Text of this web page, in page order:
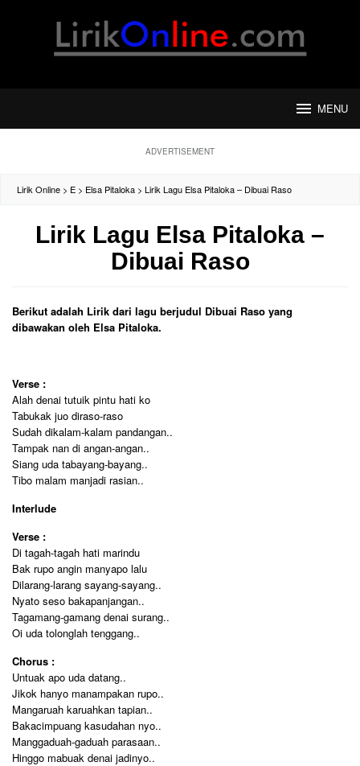
MENU
ADVERTISEMENT
Lirik Online > E > Elsa Pitaloka > Lirik Lagu Elsa Pitaloka – Dibuai Raso
Lirik Lagu Elsa Pitaloka –
Dibuai Raso
Berikut adalah Lirik dari lagu berjudul Dibuai Raso yang
dibawakan oleh Elsa Pitaloka.
Verse :
Alah denai tutuik pintu hati ko
Tabukak juo diraso-raso
Sudah dikalam-kalam pandangan..
Tampak nan di angan-angan..
Siang uda tabayang-bayang..
Tibo malam manjadi rasian..
Interlude
Verse :
Di tagah-tagah hati marindu
Bak rupo angin manyapo lalu
Dilarang-larang sayang-sayang..
Nyato seso bakapanjangan..
Tagamang-gamang denai surang..
Oi uda tolonglah tenggang..
Chorus :
Untuak apo uda datang..
Jikok hanyo manampakan rupo..
Mangaruah karuahkan tapian..
Bakacimpuang kasudahan nyo..
Manggaduah-gaduah parasaan..
Hinggo mabuak denai jadinyo..